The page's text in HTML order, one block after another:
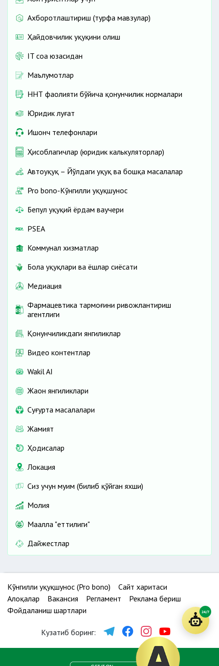
Ахборотлаштириш (турфа мавзулар)
Ҳайдовчилик ҳуқуқини олиш
IT соҳа юзасидан
Маълумотлар
ННТ фаолияти бўйича қонунчилик нормалари
Юридик луғат
Ишонч телефонлари
Ҳисоблагичлар (юридик калькуляторлар)
Автоҳуқуқ – Йўлдаги ҳуқуқ ва бошқа масалалар
Pro bono-Кўнгилли ҳуқуқшунос
Бепул ҳуқуқий ёрдам ваучери
PSEA
Коммунал хизматлар
Бола ҳуқуқлари ва ёшлар сиёсати
Медиация
Фармацевтика тармоғини ривожлантириш
агентлиги
Қонунчиликдаги янгиликлар
Видео контентлар
Wakil AI
Жаҳон янгиликлари
Cуғурта масалалари
Жамият
Ҳодисалар
Локация
Сиз учун муҳим (билиб қўйган яхши)
Молия
Маҳалла "еттилиги"
Дайжестлар
Кўнгилли ҳуқуқшунос (Pro bono)
Сайт харитаси
Алоқалар
Вакансия Регламент
Реклама бериш
Фойдаланиш шартлари
Кузатиб боринг:
24/7